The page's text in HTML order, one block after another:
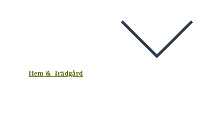
Hem & Trädgård